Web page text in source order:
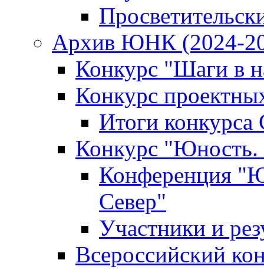
Архив ЮНК (2024-
Конкурс "Шаги в
Конкурс
Итоги конкурса
Конкурс "Юность.
Конференция
Север"
Участники и
Всероссийский